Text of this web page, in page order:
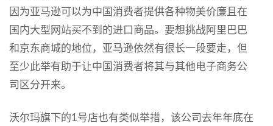
因为亚马逊可以为中国消费者提供各种物美价廉且在
国内大型网站买不到的进口商品。要想挑战阿里巴巴
和京东商城的地位，亚马逊依然有很长一段要走，但
至少此举有助于让中国消费者将其与其他电子商务公
司区分开来。
沃尔玛旗下的1号店也有类似举措，该公司去年年底在